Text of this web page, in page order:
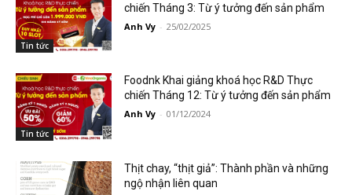
Tin tức
chiến Tháng 3: Từ ý tưởng đến sản phẩm
Anh Vy - 25/02/2025
Tin tức
Foodnk Khai giảng khoá học R&D Thực
chiến Tháng 12: Từ ý tưởng đến sản phẩm
Anh Vy - 01/12/2024
Thịt chay, “thịt giả”: Thành phần và những
ngộ nhận liên quan